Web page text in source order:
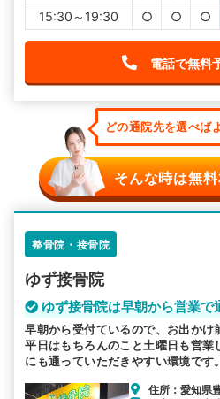
15:30～19:30
○ ○ ○
電話で無料
どの通院先を選べば
そんな時は無
整骨院・接骨院
ゆず接骨院
ゆず接骨院は早朝から営業で
早朝から受付ているので、お出かけ
平日はもちろんのこと土曜日も営業
にも通っていただきやすい環境です。
住所：愛知県